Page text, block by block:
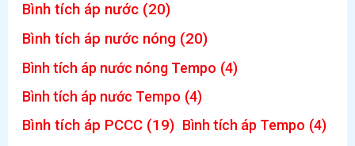
Bình tích áp nước (20)
Bình tích áp nước nóng (20)
Bình tích áp nước nóng Tempo (4)
Bình tích áp nước Tempo (4)
Bình tích áp PCCC (19) Bình tích áp Tempo (4)